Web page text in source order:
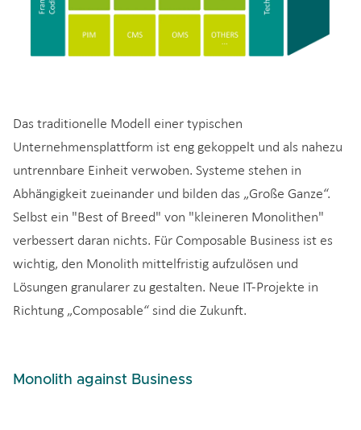
Das traditionelle Modell einer typischen
Unternehmensplattform ist eng gekoppelt und als nahezu
untrennbare Einheit verwoben. Systeme stehen in
Abhängigkeit zueinander und bilden das „Große Ganze“.
Selbst ein "Best of Breed" von "kleineren Monolithen"
verbessert daran nichts. Für Composable Business ist es
wichtig, den Monolith mittelfristig aufzulösen und
Lösungen granularer zu gestalten. Neue IT-Projekte in
Richtung „Composable“ sind die Zukunft.
Monolith against Business